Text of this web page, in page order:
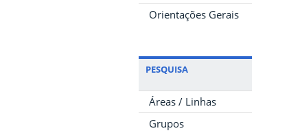
Orientações Gerais
PESQUISA
Áreas / Linhas
Grupos